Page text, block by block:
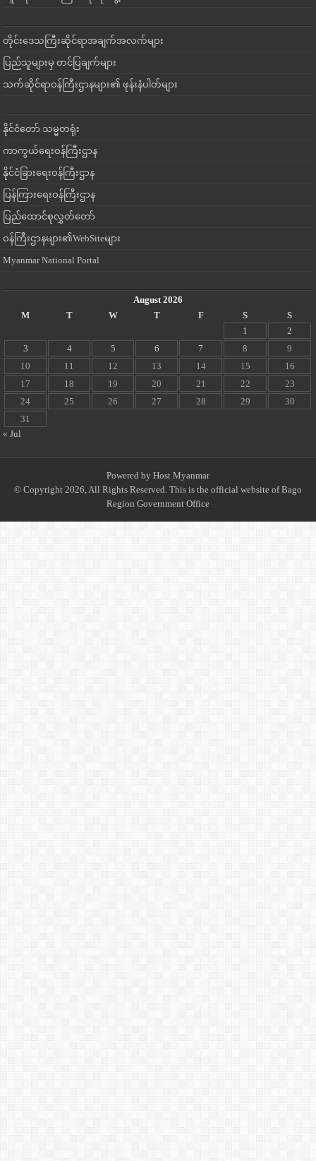
တိုင်းဒေသကြီးဆိုင်ရာအချက်အလက်များ
ပြည်သူများမှ တင်ပြချက်များ
သက်ဆိုင်ရာဝန်ကြီးဌာနများ၏ ဖုန်းနံပါတ်များ
နိုင်ငံတော် သမ္မတရုံး
ကာကွယ်ရေးဝန်ကြီးဌာန
နိုင်ငံခြားရေးဝန်ကြီးဌာန
ပြန်ကြားရေးဝန်ကြီးဌာန
ပြည်ထောင်စုလွှတ်တော်
ဝန်ကြီးဌာနများ၏WebSiteများ
Myanmar National Portal
August 2026
M
T W T F S
S
1
2
3
4 5 6 7 8
9
10
11 12 13 14 15
16
17
18 19 20 21 22
23
24
25 26 27 28 29
30
31
« Jul
Powered by Host Myanmar
© Copyright 2026, All Rights Reserved. This is the official website of Bago
Region Government Office